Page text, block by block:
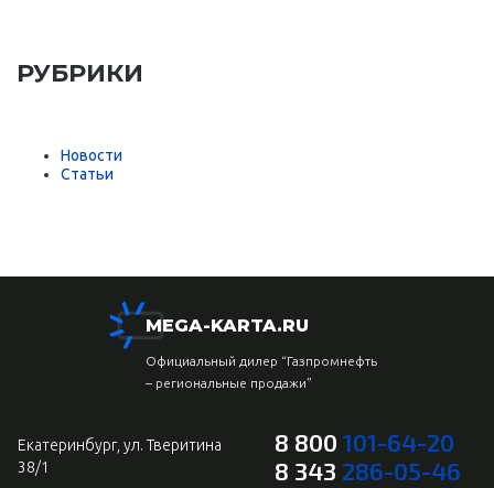
РУБРИКИ
Новости
Статьи
MEGA-KARTA.RU
Официальный дилер “Газпромнефть
– региональные продажи”
Екатеринбург, ул. Тверитина
38/1
8 800 101-64-20
8 343 286-05-46